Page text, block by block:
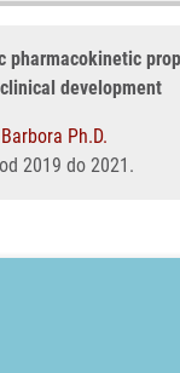
pharmacokinetic
development
Ph.D.
2019 do 2021.